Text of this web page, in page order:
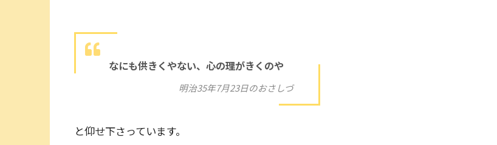
なにも供きくやない、心の理がきくのや
明治35年7月23日のおさしづ
と仰せ下さっています。